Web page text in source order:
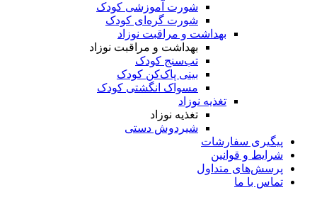
شورت آموزشی کودک
شورت گره‌ای کودک
بهداشت و مراقبت نوزاد
بهداشت و مراقبت نوزاد
تب‌سنج کودک
بینی پاک‌کن کودک
مسواک انگشتی کودک
تغذیه نوزاد
تغذیه نوزاد
شیردوش دستی
پیگیری سفارشات
شرایط و قوانین
پرسش‌های متداول
تماس با ما